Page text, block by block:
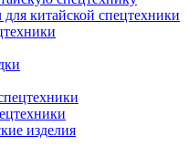
китайской спецтехники
изделия